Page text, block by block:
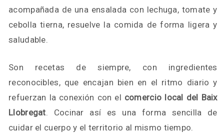
acompañada de una ensalada con lechuga, tomate y
cebolla tierna, resuelve la comida de forma ligera y
saludable.
Son recetas de siempre, con ingredientes
reconocibles, que encajan bien en el ritmo diario y
refuerzan la conexión con el comercio local del Baix
Llobregat. Cocinar así es una forma sencilla de
cuidar el cuerpo y el territorio al mismo tiempo.